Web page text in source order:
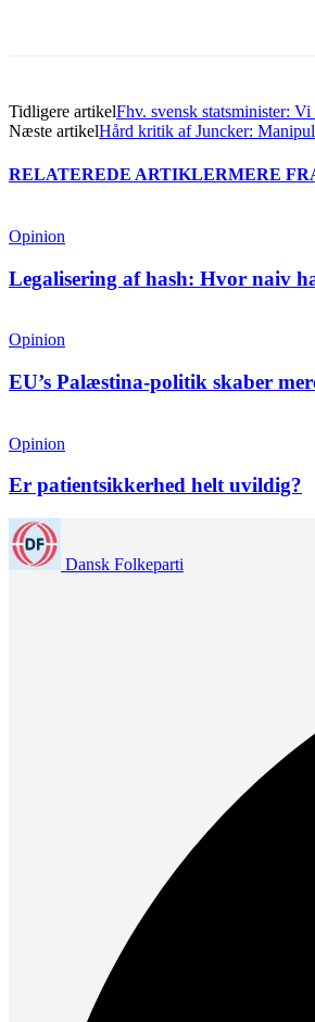
Tidligere artikelFhv. svensk statsminister:
Næste artikelHård kritik af Juncker:
RELATEREDE ARTIKLERMERE
Opinion
Legalisering af hash: Hvor naiv
Opinion
EU’s Palæstina-politik skaber
Opinion
Er patientsikkerhed helt uvildig?
Dansk Folkeparti